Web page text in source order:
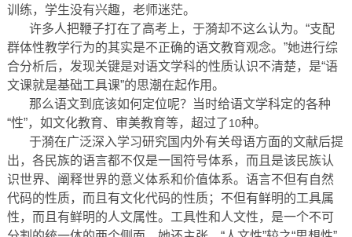
训练，学生没有兴趣，老师迷茫。
许多人把鞭子打在了高考上，于漪却不这么认为。“支配
群体性教学行为的其实是不正确的语文教育观念。”她进行综
合分析后，发现关键是对语文学科的性质认识不清楚，是“语
文课就是基础工具课”的思潮在起作用。
那么语文到底该如何定位呢？当时给语文学科定的各种
“性”，如文化教育、审美教育等，超过了10种。
于漪在广泛深入学习研究国内外有关母语方面的文献后提
出，各民族的语言都不仅是一国符号体系，而且是该民族认
识世界、阐释世界的意义体系和价值体系。语言不但有自然
代码的性质，而且有文化代码的性质；不但有鲜明的工具属
性，而且有鲜明的人文属性。工具性和人文性，是一个不可